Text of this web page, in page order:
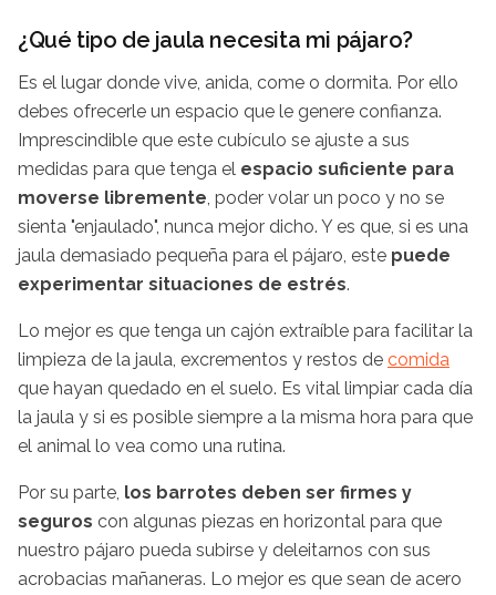
¿Qué tipo de jaula necesita mi pájaro?
Es el lugar donde vive, anida, come o dormita. Por ello
debes ofrecerle un espacio que le genere confianza.
Imprescindible que este cubículo se ajuste a sus
medidas para que tenga el espacio suficiente para
moverse libremente , poder volar un poco y no se
sienta "enjaulado", nunca mejor dicho. Y es que, si es una
jaula demasiado pequeña para el pájaro, este puede
experimentar situaciones de estrés.
Lo mejor es que tenga un cajón extraíble para facilitar la
limpieza de la jaula, excrementos y restos de comida
que hayan quedado en el suelo. Es vital limpiar cada día
la jaula y si es posible siempre a la misma hora para que
el animal lo vea como una rutina.
Por su parte, los barrotes deben ser firmes y
seguros con algunas piezas en horizontal para que
nuestro pájaro pueda subirse y deleitarnos con sus
acrobacias mañaneras. Lo mejor es que sean de acero